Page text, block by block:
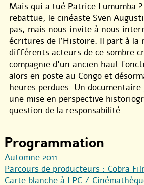
Mais qui a tué Patrice Lumumba
rebattue, le cinéaste Sven
pas, mais nous invite à nous
écritures de l’Histoire. Il part à la
différents acteurs de ce sombre
compagnie d’un ancien haut
alors en poste au Congo et
heures perdues. Un
une mise en perspective
question de la responsabilité.
Programmation
Automne 2011
Parcours de producteurs : Cobra
Carte blanche à LPC /